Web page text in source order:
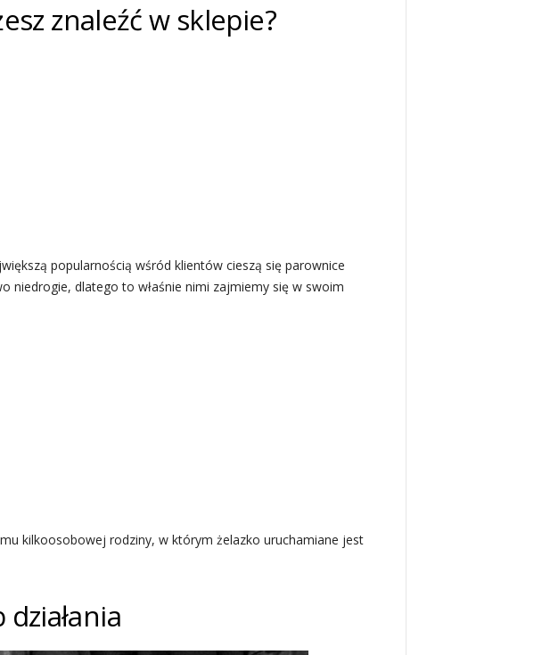
znaleźć w sklepie?
popularnością wśród klientów cieszą się parownice
niedrogie, dlatego to właśnie nimi zajmiemy się w swoim
kilkoosobowej rodziny, w którym żelazko uruchamiane jest